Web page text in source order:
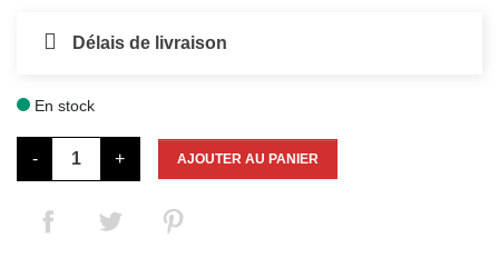
Délais de livraison
En stock
- + AJOUTER AU PANIER